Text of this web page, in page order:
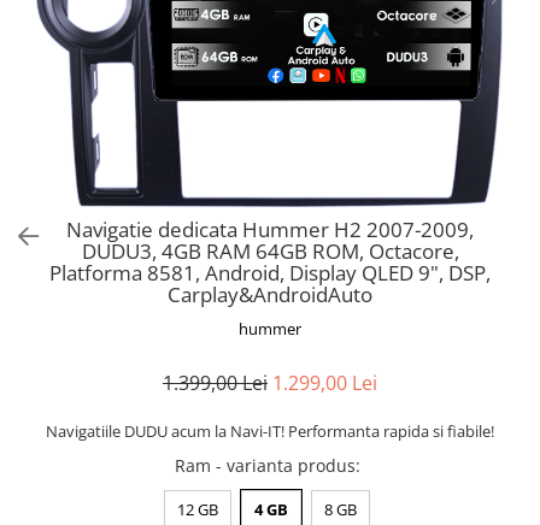
Navigatie dedicata Hummer H2 2007-2009,
DUDU3, 4GB RAM 64GB ROM, Octacore,
Platforma 8581, Android, Display QLED 9", DSP,
Carplay&AndroidAuto
hummer
1.399,00 Lei 1.299,00 Lei
Navigatiile DUDU acum la Navi-IT! Performanta rapida si fiabile!
Ram - varianta produs:
12 GB 4 GB 8 GB